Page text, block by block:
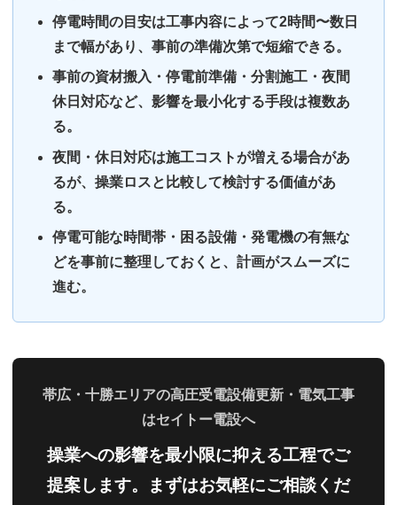
停電時間の目安は工事内容によって2時間〜数日
まで幅があり、事前の準備次第で短縮できる。
事前の資材搬入・停電前準備・分割施工・夜間
休日対応など、影響を最小化する手段は複数あ
る。
夜間・休日対応は施工コストが増える場合があ
るが、操業ロスと比較して検討する価値があ
る。
停電可能な時間帯・困る設備・発電機の有無な
どを事前に整理しておくと、計画がスムーズに
進む。
帯広・十勝エリアの高圧受電設備更新・電気工事
はセイトー電設へ
操業への影響を最小限に抑える工程でご
提案します。まずはお気軽にご相談くだ